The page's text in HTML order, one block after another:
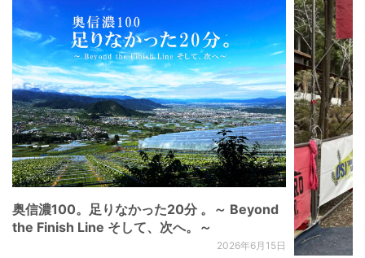
奥信濃100。足りなかった20分 。～ Beyond
the Finish Line そして、次へ。～
2026年6月15日